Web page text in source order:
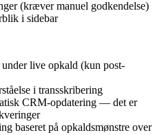
(kræver manuel godkendelse)
i sidebar
under live opkald (kun post-
i transskribering
CRM-opdatering — det er
baseret på opkaldsmønstre over